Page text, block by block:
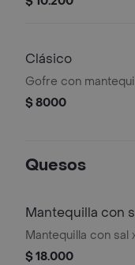
Clásico
Gofre con
$ 8000
Quesos
Mantequilla con
Mantequilla con sal
$ 18.000